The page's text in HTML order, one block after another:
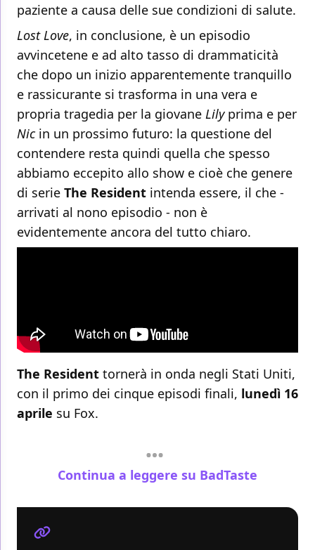
paziente a causa delle sue condizioni di salute.
Lost Love, in conclusione, è un episodio
avvincetene e ad alto tasso di drammaticità
che dopo un inizio apparentemente tranquillo
e rassicurante si trasforma in una vera e
propria tragedia per la giovane Lilyprima e per
Nicin un prossimo futuro: la questione del
contendere resta quindi quella che spesso
abbiamo eccepito allo show e cioè che genere
di serie The Resident intenda essere, il che -
arrivati al nono episodio - non è
evidentemente ancora del tutto chiaro.
The Resident tornerà in onda negli Stati Uniti,
con il primo dei cinque episodi finali, lunedì 16
aprile su Fox.
Continua a leggere su BadTaste